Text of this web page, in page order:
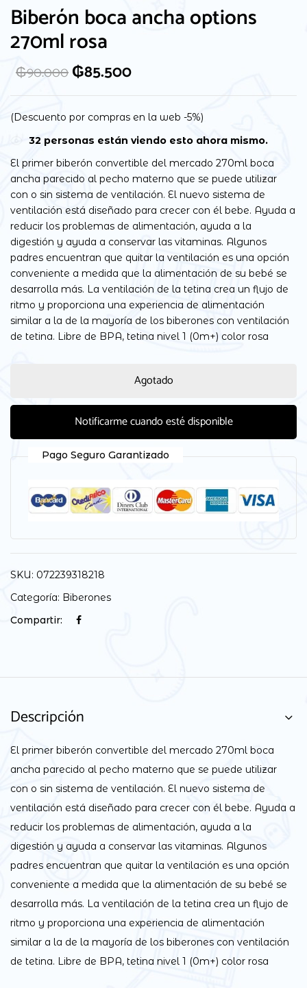
Biberón boca ancha options
270ml rosa
₲90.000₲85.500
(Descuento por compras en la web -5%)
32 personas están viendo esto ahora mismo.
El primer biberón convertible del mercado 270ml boca
ancha parecido al pecho materno que se puede utilizar
con o sin sistema de ventilación. El nuevo sistema de
ventilación está diseñado para crecer con él bebe. Ayuda a
reducir los problemas de alimentación, ayuda a la
digestión y ayuda a conservar las vitaminas. Algunos
padres encuentran que quitar la ventilación es una opción
conveniente a medida que la alimentación de su bebé se
desarrolla más. La ventilación de la tetina crea un flujo de
ritmo y proporciona una experiencia de alimentación
similar a la de la mayoría de los biberones con ventilación
de tetina. Libre de BPA, tetina nivel 1 (0m+) color rosa
Agotado
Notificarme cuando esté disponible
Pago Seguro Garantizado
SKU: 072239318218
Categoría: Biberones
Compartir:
Descripción
El primer biberón convertible del mercado 270ml boca
ancha parecido al pecho materno que se puede utilizar
con o sin sistema de ventilación. El nuevo sistema de
ventilación está diseñado para crecer con él bebe. Ayuda a
reducir los problemas de alimentación, ayuda a la
digestión y ayuda a conservar las vitaminas. Algunos
padres encuentran que quitar la ventilación es una opción
conveniente a medida que la alimentación de su bebé se
desarrolla más. La ventilación de la tetina crea un flujo de
ritmo y proporciona una experiencia de alimentación
similar a la de la mayoría de los biberones con ventilación
de tetina. Libre de BPA, tetina nivel 1 (0m+) color rosa